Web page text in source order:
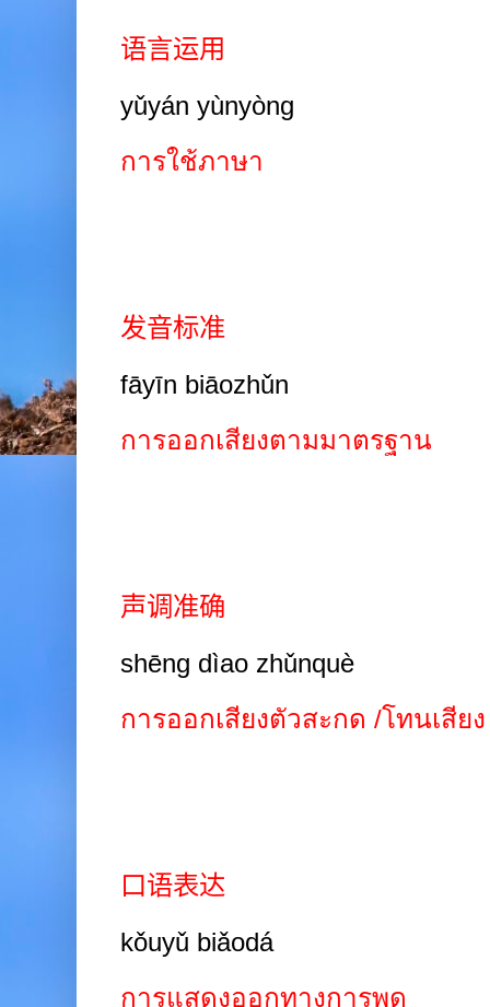
语言运用
yǔyán yùnyòng
การใช้ภาษา
发音标准
fāyīn biāozhǔn
การออกเสียงตามมาตรฐาน
声调准确
shēng dìao zhǔnquè
การออกเสียงตัวสะกด /โทนเสียง
口语表达
kǒuyǔ biǎodá
การแสดงออกทางการพูด